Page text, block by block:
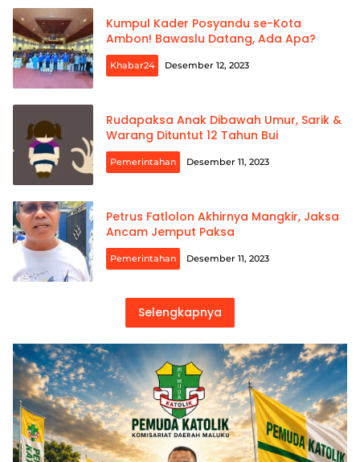
Kumpul Kader Posyandu se-Kota
Ambon! Bawaslu Datang, Ada Apa?
Khabar24 Desember 12, 2023
Rudapaksa Anak Dibawah Umur, Sarik &
Warang Dituntut 12 Tahun Bui
Pemerintahan Desember 11, 2023
Petrus Fatlolon Akhirnya Mangkir, Jaksa
Ancam Jemput Paksa
Pemerintahan Desember 11, 2023
Selengkapnya